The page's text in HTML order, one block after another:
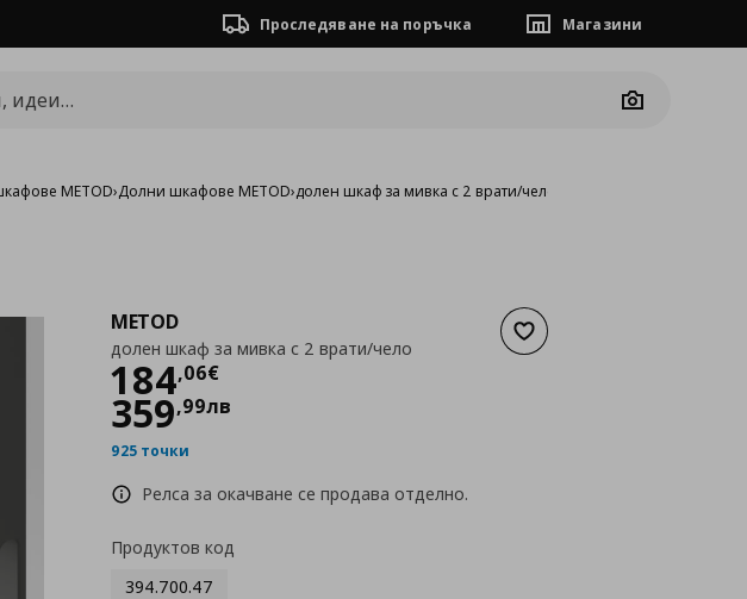
Проследяване на поръчка Магазини
Camera
METOD›Долни шкафове METOD›долен шкаф за мивка с 2 врати/чело
Добави към списъка с
METOD
долен шкаф за мивка с 2 врати/чело
184,06€
Цена184,06 €
359,99лв
925 точки
Релса за окачване се продава отделно.
Продуктов код
394.700.47